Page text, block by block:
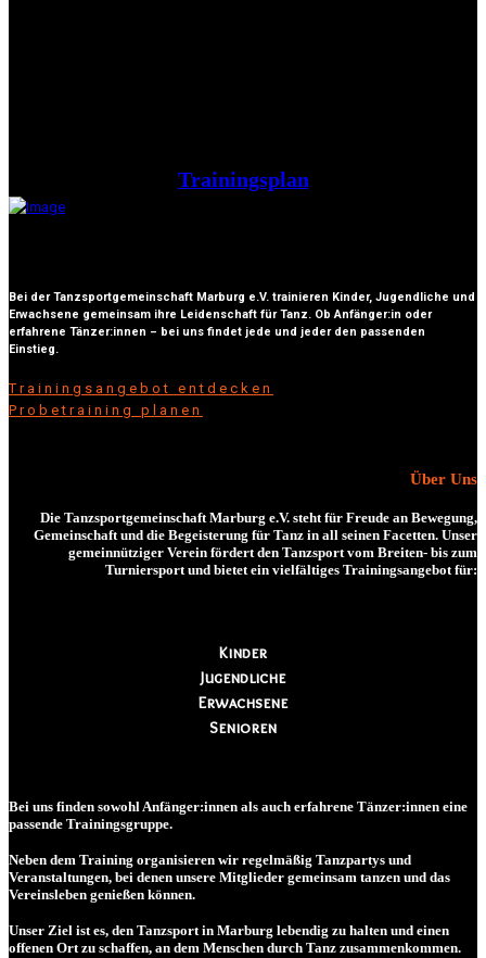
Trainingsplan
Bei der Tanzsportgemeinschaft Marburg e.V. trainieren Kinder, Jugendliche und
Erwachsene gemeinsam ihre Leidenschaft für Tanz. Ob Anfänger:in oder
erfahrene Tänzer:innen – bei uns findet jede und jeder den passenden
Einstieg.
Trainingsangebot entdecken
Probetraining planen
Über Uns
Die Tanzsportgemeinschaft Marburg e.V. steht für Freude an Bewegung,
Gemeinschaft und die Begeisterung für Tanz in all seinen Facetten. Unser
gemeinnütziger Verein fördert den Tanzsport vom Breiten- bis zum
Turniersportund bietet ein vielfältiges Trainingsangebot für:
Kinder
Jugendliche
Erwachsene
Senioren
Bei uns finden sowohl Anfänger:innen als auch erfahrene Tänzer:innen eine
passende Trainingsgruppe.
Neben dem Training organisieren wir regelmäßig Tanzpartys und
Veranstaltungen, bei denen unsere Mitglieder gemeinsam tanzen und das
Vereinsleben genießen können.
Unser Ziel ist es, den Tanzsport in Marburg lebendig zu halten und einen
offenen Ort zu schaffen, an dem Menschen durch Tanz zusammenkommen.